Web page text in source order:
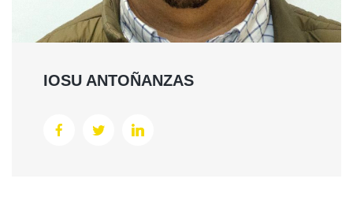
IOSU ANTOÑANZAS